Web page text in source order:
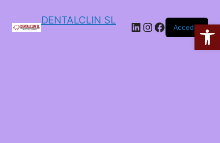
DENTALCLIN SL
Acceder